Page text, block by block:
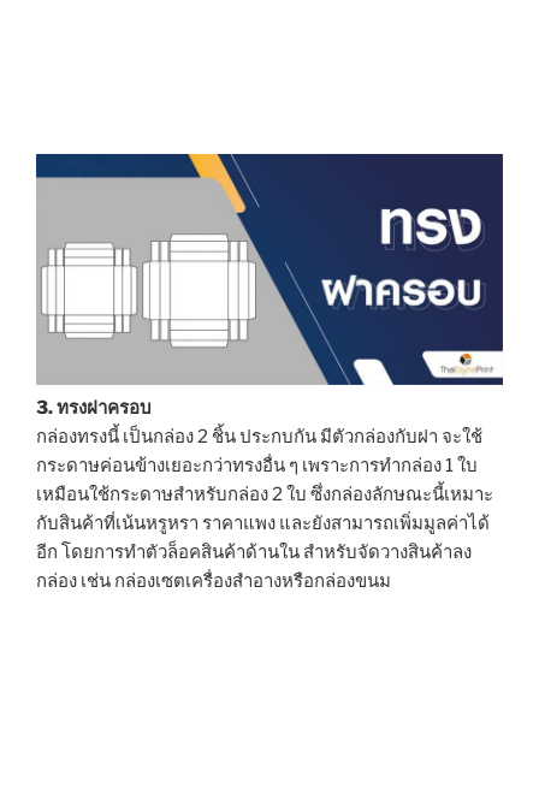
3. ทรงฝาครอบ
กล่องทรงนี้ เป็นกล่อง 2 ชิ้น ประกบกัน มีตัวกล่องกับฝา จะใช้
กระดาษค่อนข้างเยอะกว่าทรงอื่น ๆ เพราะการทำกล่อง 1 ใบ
เหมือนใช้กระดาษสำหรับกล่อง 2 ใบ ซึ่งกล่องลักษณะนี้เหมาะ
กับสินค้าที่เน้นหรูหรา ราคาแพง และยังสามารถเพิ่มมูลค่าได้
อีก โดยการทำตัวล็อคสินค้าด้านใน สำหรับจัดวางสินค้าลง
กล่อง เช่น กล่องเซตเครื่องสำอางหรือกล่องขนม